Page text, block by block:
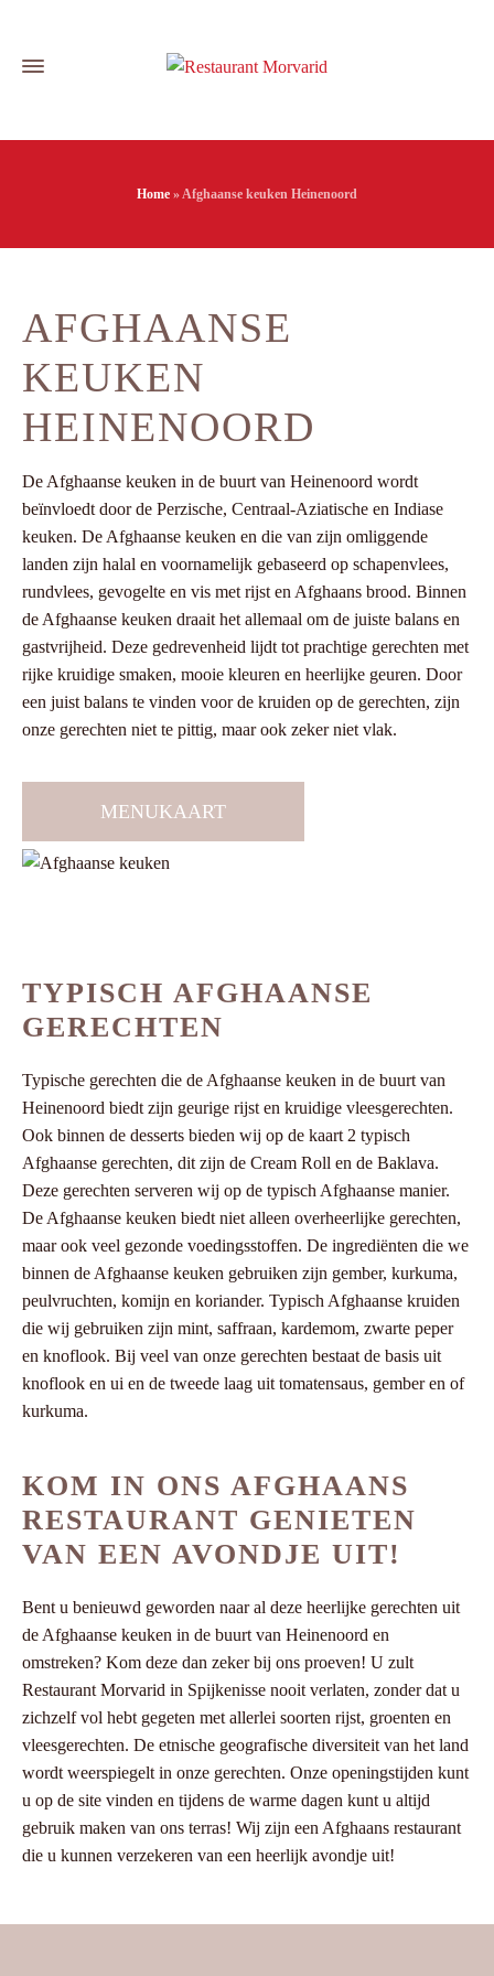
Home »Afghaanse keuken Heinenoord
AFGHAANSE
KEUKEN
HEINENOORD
De Afghaanse keuken in de buurt van Heinenoord wordt
beïnvloedt door de Perzische, Centraal-Aziatische en Indiase
keuken. De Afghaanse keuken en die van zijn omliggende
landen zijn halal en voornamelijk gebaseerd op schapenvlees,
rundvlees, gevogelte en vis met rijst en Afghaans brood. Binnen
de Afghaanse keuken draait het allemaal om de juiste balans en
gastvrijheid. Deze gedrevenheid lijdt tot prachtige gerechten met
rijke kruidige smaken, mooie kleuren en heerlijke geuren. Door
een juist balans te vinden voor de kruiden op de gerechten, zijn
onze gerechten niet te pittig, maar ook zeker niet vlak.
MENUKAART
TYPISCH AFGHAANSE
GERECHTEN
Typische gerechten die de Afghaanse keuken in de buurt van
Heinenoord biedt zijn geurige rijst en kruidige vleesgerechten.
Ook binnen de desserts bieden wij op de kaart 2 typisch
Afghaanse gerechten, dit zijn de Cream Roll en de Baklava.
Deze gerechten serveren wij op de typisch Afghaanse manier.
De Afghaanse keuken biedt niet alleen overheerlijke gerechten,
maar ook veel gezonde voedingsstoffen. De ingrediënten die we
binnen de Afghaanse keuken gebruiken zijn gember, kurkuma,
peulvruchten, komijn en koriander. Typisch Afghaanse kruiden
die wij gebruiken zijn mint, saffraan, kardemom, zwarte peper
en knoflook. Bij veel van onze gerechten bestaat de basis uit
knoflook en ui en de tweede laag uit tomatensaus, gember en of
kurkuma.
KOM IN ONS AFGHAANS
RESTAURANT GENIETEN
VAN EEN AVONDJE UIT!
Bent u benieuwd geworden naar al deze heerlijke gerechten uit
de Afghaanse keuken in de buurt van Heinenoord en
omstreken? Kom deze dan zeker bij ons proeven! U zult
Restaurant Morvarid in Spijkenisse nooit verlaten, zonder dat u
zichzelf vol hebt gegeten met allerlei soorten rijst, groenten en
vleesgerechten. De etnische geografische diversiteit van het land
wordt weerspiegelt in onze gerechten. Onze openingstijden kunt
u op de site vinden en tijdens de warme dagen kunt u altijd
gebruik maken van ons terras! Wij zijn een Afghaans restaurant
die u kunnen verzekeren van een heerlijk avondje uit!